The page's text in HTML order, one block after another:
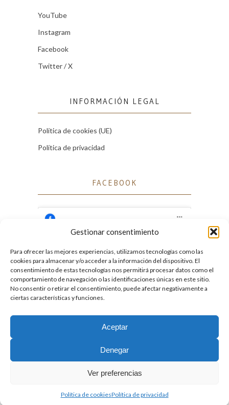
Gestionar consentimiento
Para ofrecer las mejores experiencias, utilizamos tecnologías como las
cookies para almacenar y/o acceder a la información del dispositivo. El
consentimiento de estas tecnologías nos permitirá procesar datos como el
comportamiento de navegación o las identificaciones únicas en este sitio.
No consentir o retirar el consentimiento, puede afectar negativamente a
ciertas características y funciones.
Aceptar
Denegar
Ver preferencias
Política de cookiesPolítica de privacidad
YouTube
Instagram
Facebook
Twitter / X
INFORMACIÓN LEGAL
Política de cookies (UE)
Política de privacidad
FACEBOOK
Facebook
Haz clic para aceptar cookies de marketing
y permitir este contenido